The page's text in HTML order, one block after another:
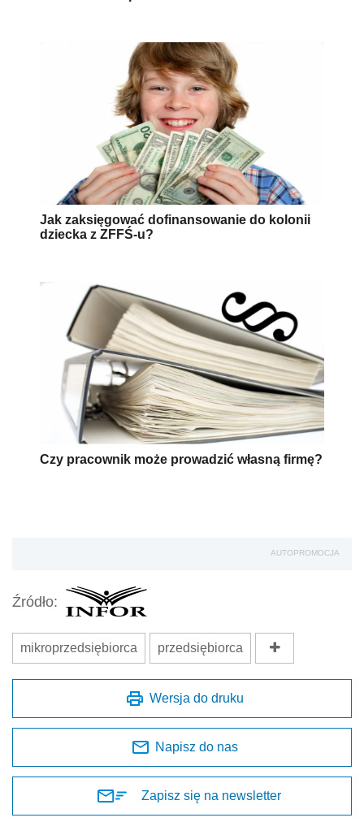
Jak zaksięgować dofinansowanie do kolonii
dziecka z ZFFŚ-u?
Czy pracownik może prowadzić własną firmę?
AUTOPROMOCJA
Źródło:
mikroprzedsiębiorca przedsiębiorca
Wersja do druku
Napisz do nas
Zapisz się na newsletter